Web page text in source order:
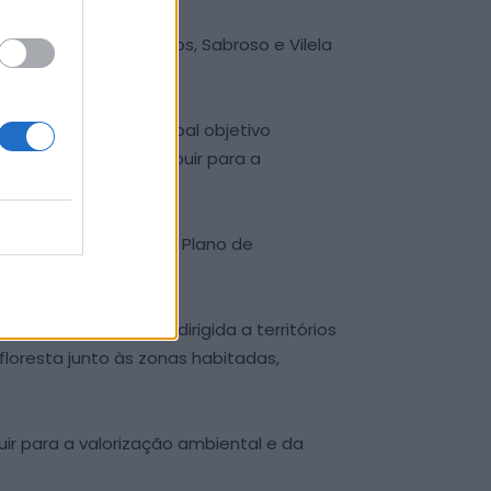
de Soutelo de Matos, Sabroso e Vilela
e têm como principal objetivo
ainda contribuir para a
no âmbito do Plano de
de proteção dirigida a territórios
junto às zonas habitadas,
para a valorização ambiental e da